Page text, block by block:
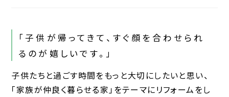
「子供が帰ってきて、すぐ顔を合わせられ
るのが嬉しいです。」
子供たちと過ごす時間をもっと大切にしたいと思い、
「家族が仲良く暮らせる家」をテーマにリフォームをし